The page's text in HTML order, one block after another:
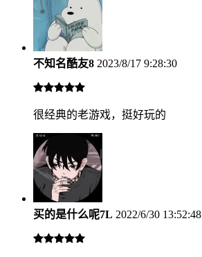
不知名酷友8 2023/8/17 9:28:30
很经典的老游戏，挺好玩的
买的是什么呢7L 2022/6/30 13:52:48